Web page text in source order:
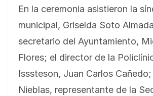
En la ceremonia asistieron la
municipal, Griselda Soto
secretario del Ayuntamiento,
Flores; el director de la
Isssteson, Juan Carlos
Nieblas, representante de la